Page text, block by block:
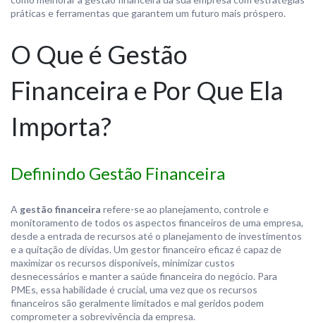
práticas e ferramentas que garantem um futuro mais próspero.
O Que é Gestão
Financeira e Por Que Ela
Importa?
Definindo Gestão Financeira
A gestão financeira refere-se ao planejamento, controle e
monitoramento de todos os aspectos financeiros de uma empresa,
desde a entrada de recursos até o planejamento de investimentos
e a quitação de dívidas. Um gestor financeiro eficaz é capaz de
maximizar os recursos disponíveis, minimizar custos
desnecessários e manter a saúde financeira do negócio. Para
PMEs, essa habilidade é crucial, uma vez que os recursos
financeiros são geralmente limitados e mal geridos podem
comprometer a sobrevivência da empresa.